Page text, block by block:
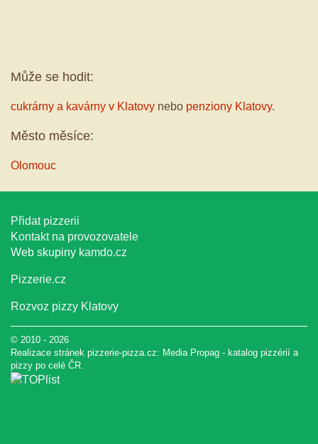
Může se hodit:
cukrárny a kavárny v Klatovy nebo penziony Klatovy.
Město měsíce:
Olomouc
Přidat pizzerii
Kontakt na provozovatele
Web skupiny kamdo.cz
Pizzerie.cz
Rozvoz pizzy Klatovy
© 2010 - 2026
Realizace stránek pizzerie-pizza.cz: Media Propag - katalog pizzérií a
pizzy po celé ČR.